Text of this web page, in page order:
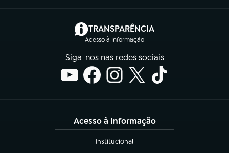
TRANSPARÊNCIA
Acesso à Informação
(abre em nova aba)
Siga-nos nas redes sociais
Acesso à Informação
Institucional
(abre em nova aba)